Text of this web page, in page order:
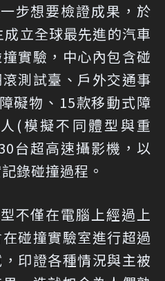
步想要檢證成果，於
立全球最先進的汽車
實驗，中心內包含碰
測試臺、戶外交通事
礙物、15款移動式障
(模擬不同體型與重
台超高速攝影機，以
錄碰撞過程。
不僅在電腦上經過上
碰撞實驗室進行超過
印證各種情況與主被